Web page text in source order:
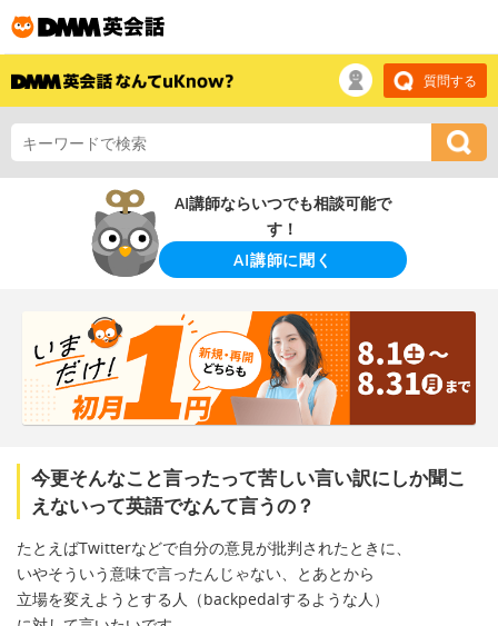
質問する
AI講師ならいつでも相談可能で
す！
AI講師に聞く
今更そんなこと言ったって苦しい言い訳にしか聞こ
えないって英語でなんて言うの？
たとえばTwitterなどで自分の意見が批判されたときに、
いやそういう意味で言ったんじゃない、とあとから
立場を変えようとする人（backpedalするような人）